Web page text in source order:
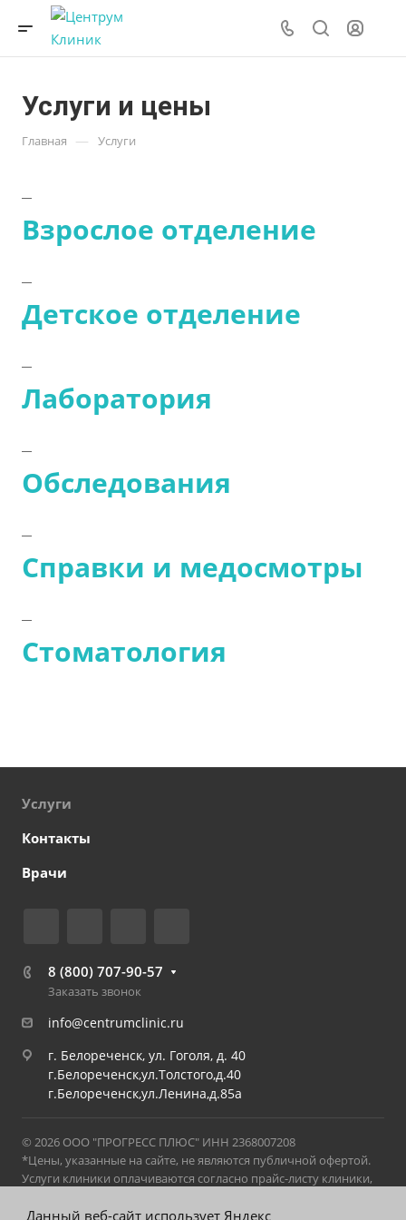
Услуги и цены
Главная — Услуги
Взрослое отделение
Детское отделение
Лаборатория
Обследования
Справки и медосмотры
Стоматология
Услуги
Контакты
Врачи
8 (800) 707-90-57
Заказать звонок
info@centrumclinic.ru
г. Белореченск, ул. Гоголя, д. 40
г.Белореченск,ул.Толстого,д.40
г.Белореченск,ул.Ленина,д.85а
© 2026 ООО "ПРОГРЕСС ПЛЮС" ИНН 2368007208
*Цены, указанные на сайте, не являются публичной офертой.
Услуги клиники оплачиваются согласно прайс-листу клиники,
прайс-листом можно ознакомиться в клинике на стойке
Данный веб-сайт использует Яндекс